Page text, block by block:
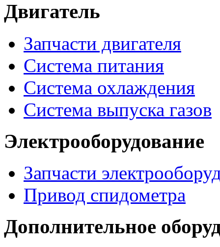
Двигатель
Запчасти двигателя
Система питания
Система охлаждения
Система выпуска газов
Электрооборудование
Запчасти
Привод спидометра
Дополнительное